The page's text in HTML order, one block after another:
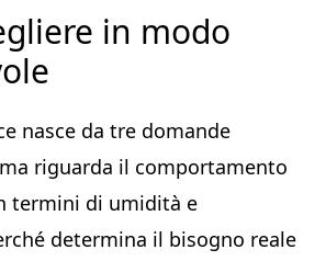
in modo
nasce da tre domande
riguarda il comportamento
termini di umidità e
determina il bisogno reale